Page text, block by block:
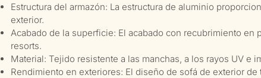
Estructura del armazón: La estructura de aluminio
exterior.
Acabado de la superficie: El acabado con recubrimiento en
resorts.
Material: Tejido resistente a las manchas, a los rayos UV e
Rendimiento en exteriores: El diseño de sofá de exterior